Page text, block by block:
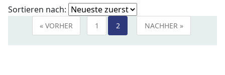
Sortieren nach:
sortieren
« VORHER 1 2 NACHHER »